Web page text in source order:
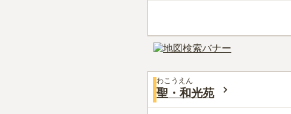
わこうえん
聖・和光苑